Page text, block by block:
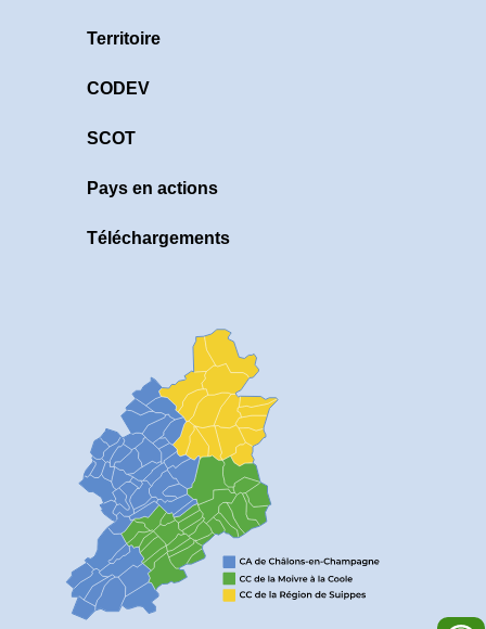
Territoire
CODEV
SCOT
Pays en actions
Téléchargements